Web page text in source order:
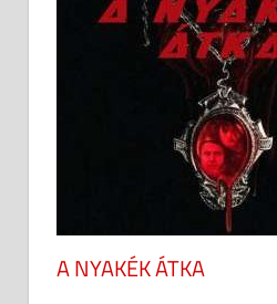
A NYAKÉK ÁTKA